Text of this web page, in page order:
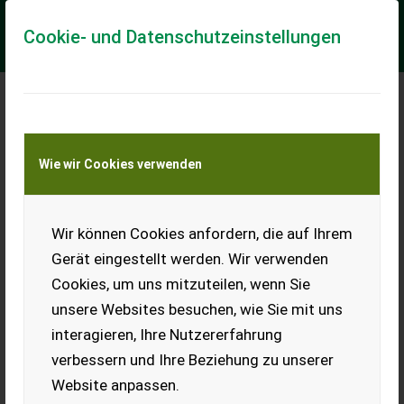
Cookie- und Datenschutzeinstellungen
Wie wir Cookies verwenden
Wir können Cookies anfordern, die auf Ihrem
Gerät eingestellt werden. Wir verwenden
Cookies, um uns mitzuteilen, wenn Sie
unsere Websites besuchen, wie Sie mit uns
interagieren, Ihre Nutzererfahrung
verbessern und Ihre Beziehung zu unserer
Website anpassen.
Meine Transportkostenanfrage
Transport von Land- und Baumaschinen –
KEINE Tiertransporte
Köppl BT 14-2
Hydromäher
Köppl Bergtalent
Hydromäher mit 14 PS
Subaro Robin Motor; mit
original Köppl HillSpikes
Stachelwalzen, 2m
Doppelmesserbalken;